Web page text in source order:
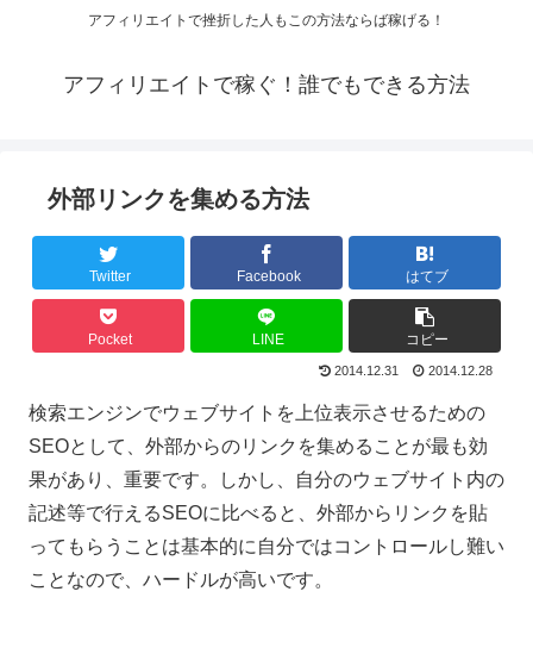
アフィリエイトで挫折した人もこの方法ならば稼げる！
アフィリエイトで稼ぐ！誰でもできる方法
外部リンクを集める方法
Twitter Facebook はてブ
Pocket LINE コピー
2014.12.31 2014.12.28
検索エンジンでウェブサイトを上位表示させるための
SEOとして、外部からのリンクを集めることが最も効
果があり、重要です。しかし、自分のウェブサイト内の
記述等で行えるSEOに比べると、外部からリンクを貼
ってもらうことは基本的に自分ではコントロールし難い
ことなので、ハードルが高いです。